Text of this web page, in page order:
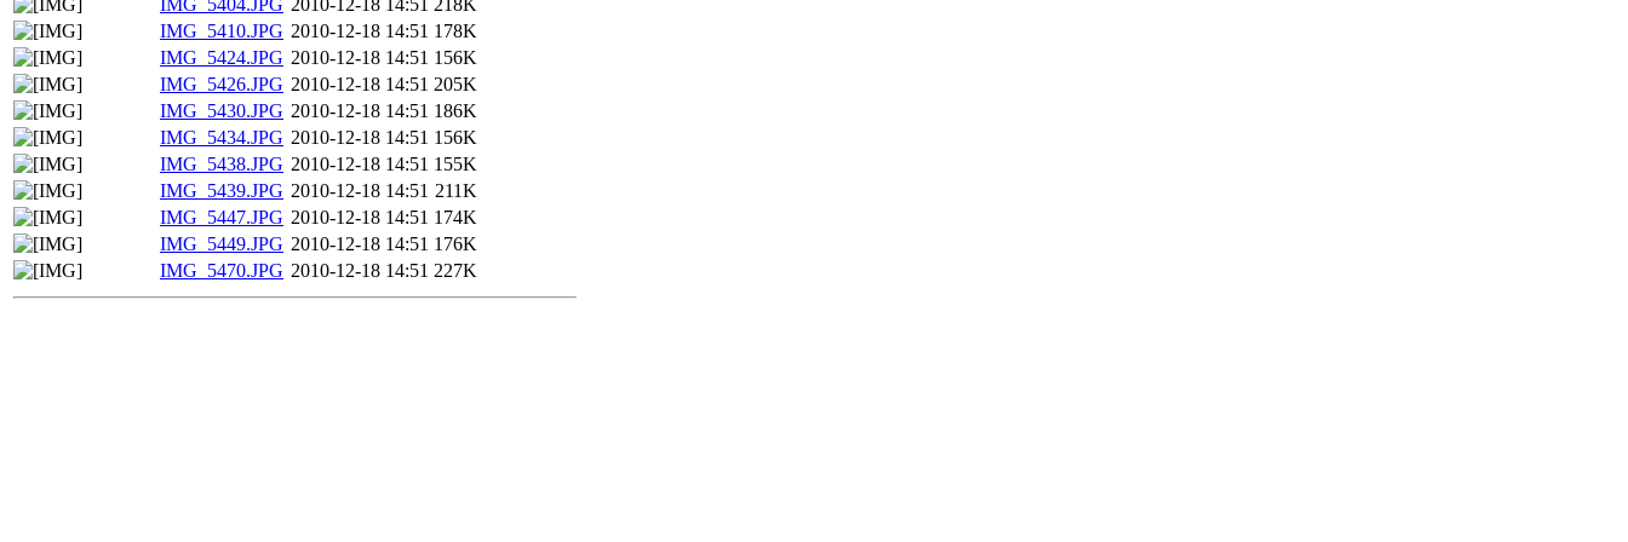
IMG_5410.JPG 2010-12-18 14:51 178K
IMG_5424.JPG 2010-12-18 14:51 156K
IMG_5426.JPG 2010-12-18 14:51 205K
IMG_5430.JPG 2010-12-18 14:51 186K
IMG_5434.JPG 2010-12-18 14:51 156K
IMG_5438.JPG 2010-12-18 14:51 155K
IMG_5439.JPG 2010-12-18 14:51 211K
IMG_5447.JPG 2010-12-18 14:51 174K
IMG_5449.JPG 2010-12-18 14:51 176K
IMG_5470.JPG 2010-12-18 14:51 227K